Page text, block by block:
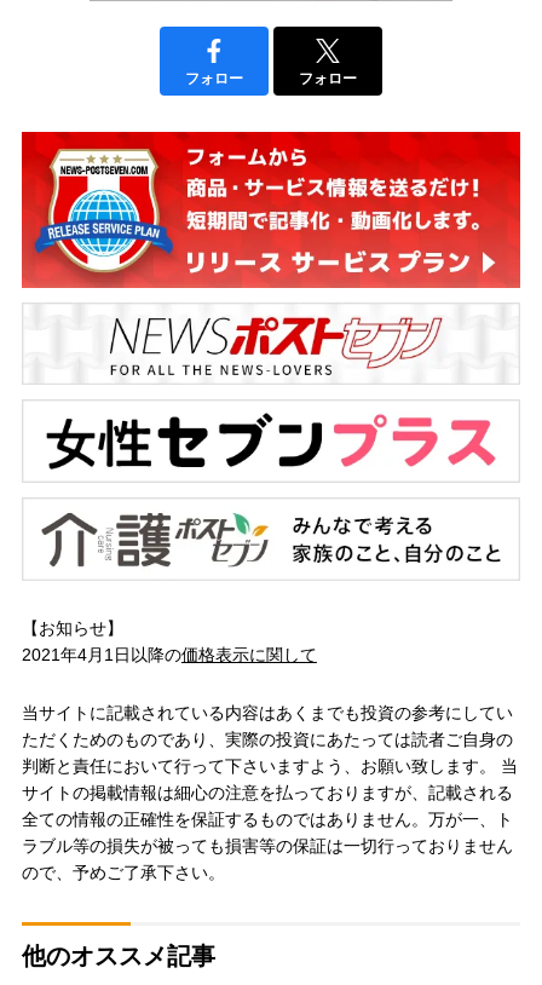
フォロー フォロー
【お知らせ】
2021年4月1日以降の価格表示に関して
当サイトに記載されている内容はあくまでも投資の参考にしてい
ただくためのものであり、実際の投資にあたっては読者ご自身の
判断と責任において行って下さいますよう、お願い致します。 当
サイトの掲載情報は細心の注意を払っておりますが、記載される
全ての情報の正確性を保証するものではありません。万が一、ト
ラブル等の損失が被っても損害等の保証は一切行っておりません
ので、予めご了承下さい。
他のオススメ記事